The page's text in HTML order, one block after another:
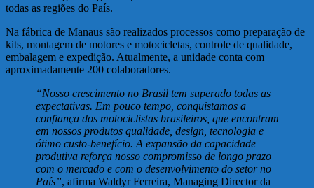
todas as regiões do País.
Na fábrica de Manaus são realizados processos como preparação de
kits, montagem de motores e motocicletas, controle de qualidade,
embalagem e expedição. Atualmente, a unidade conta com
aproximadamente 200 colaboradores.
“Nosso crescimento no Brasil tem superado todas as
expectativas. Em pouco tempo, conquistamos a
confiança dos motociclistas brasileiros, que encontram
em nossos produtos qualidade, design, tecnologia e
ótimo custo-benefício. A expansão da capacidade
produtiva reforça nosso compromisso de longo prazo
com o mercado e com o desenvolvimento do setor no
País”, afirma Waldyr Ferreira, Managing Director da